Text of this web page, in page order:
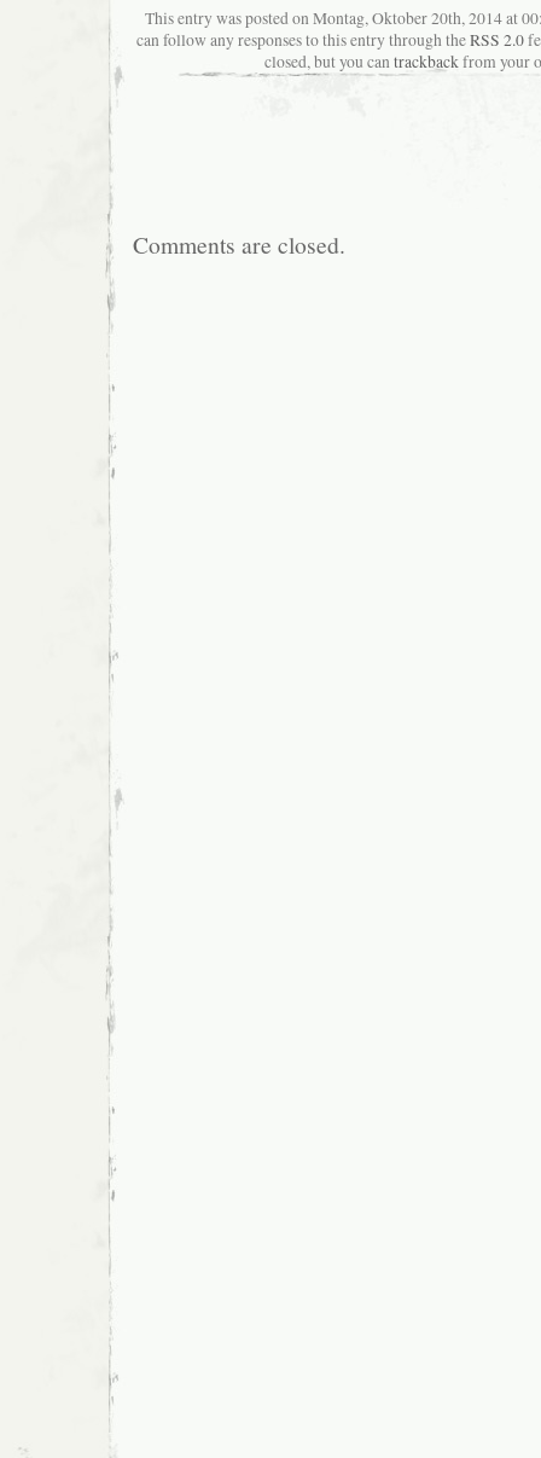
This entry was posted on Montag, Oktober 20th, 2014 at
can follow any responses to this entry through theRSS 2.0
closed, but you cantrackbackfrom your
Comments are closed.